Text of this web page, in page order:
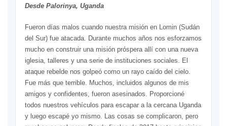
Desde Palorinya, Uganda
Fueron días malos cuando nuestra misión en Lomin (Sudán
del Sur) fue atacada. Durante muchos años nos esforzamos
mucho en construir una misión próspera allí con una nueva
iglesia, talleres y una serie de instituciones sociales. El
ataque rebelde nos golpeó como un rayo caído del cielo.
Fue más que terrible. Muchos, incluidos algunos de mis
amigos y confidentes, fueron asesinados. Proporcioné
todos nuestros vehículos para escapar a la cercana Uganda
y luego escapé yo mismo. Las cosas se complicaron, pero